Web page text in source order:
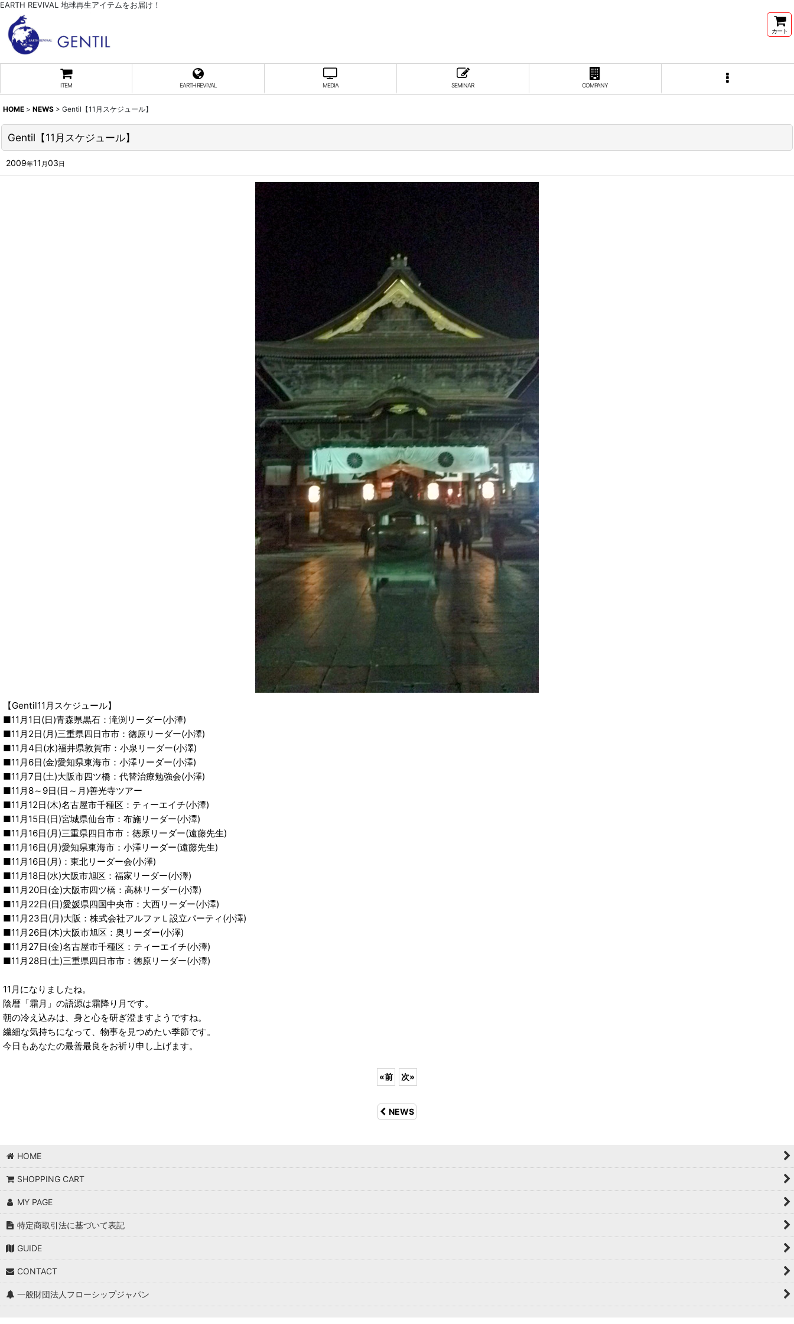
EARTH REVIVAL 地球再生アイテムをお届け！
カート
ITEM EARTH REVIVAL MEDIA SEMINAR COMPANY
HOME > NEWS > Gentil【11月スケジュール】
Gentil【11月スケジュール】
2009年11 月 03 日
【Gentil11月スケジュール】
■11月1日(日)青森県黒石：滝渕リーダー(小澤)
■11月2日(月)三重県四日市市：徳原リーダー(小澤)
■11月4日(水)福井県敦賀市：小泉リーダー(小澤)
■11月6日(金)愛知県東海市：小澤リーダー(小澤)
■11月7日(土)大阪市四ツ橋：代替治療勉強会(小澤)
■11月8～9日(日～月)善光寺ツアー
■11月12日(木)名古屋市千種区：ティーエイチ(小澤)
■11月15日(日)宮城県仙台市：布施リーダー(小澤)
■11月16日(月)三重県四日市市：徳原リーダー(遠藤先生)
■11月16日(月)愛知県東海市：小澤リーダー(遠藤先生)
■11月16日(月)：東北リーダー会(小澤)
■11月18日(水)大阪市旭区：福家リーダー(小澤)
■11月20日(金)大阪市四ツ橋：高林リーダー(小澤)
■11月22日(日)愛媛県四国中央市：大西リーダー(小澤)
■11月23日(月)大阪：株式会社アルファＬ設立パーティ(小澤)
■11月26日(木)大阪市旭区：奥リーダー(小澤)
■11月27日(金)名古屋市千種区：ティーエイチ(小澤)
■11月28日(土)三重県四日市市：徳原リーダー(小澤)
11月になりましたね。
陰暦「霜月」の語源は霜降り月です。
朝の冷え込みは、身と心を研ぎ澄ますようですね。
繊細な気持ちになって、物事を見つめたい季節です。
今日もあなたの最善最良をお祈り申し上げます。
«前 次»
NEWS
HOME
SHOPPING CART
MY PAGE
特定商取引法に基づいて表記
GUIDE
CONTACT
一般財団法人フローシップジャパン